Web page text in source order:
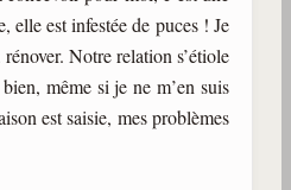
est infestée de puces ! Je
Notre relation s’étiole
même si je ne m’en suis
est saisie, mes problèmes